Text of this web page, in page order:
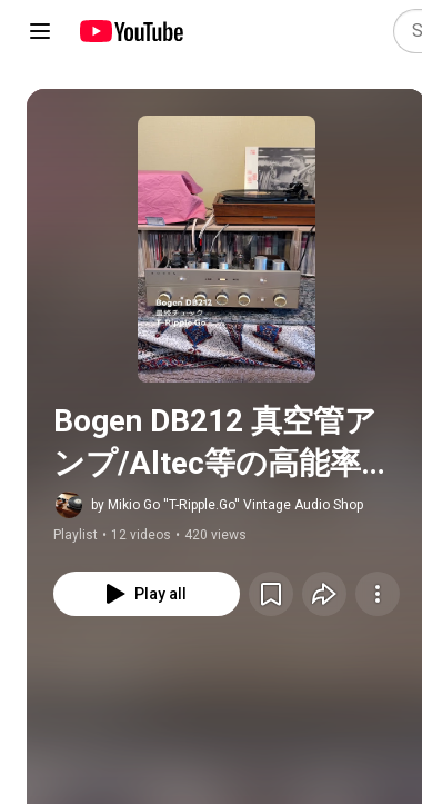
Play all
Bogen DB212 真空管ア
ンプ/Altec等の高能率ス
ピーカーにおすすめ！#
生き生きサウンド
by Mikio Go ''T-Ripple.Go'' Vintage Audio Shop
Playlist • 12 videos • 420 views
Play all